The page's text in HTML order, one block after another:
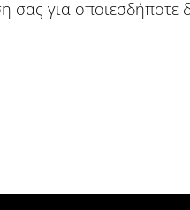
για οποιεσδήποτε